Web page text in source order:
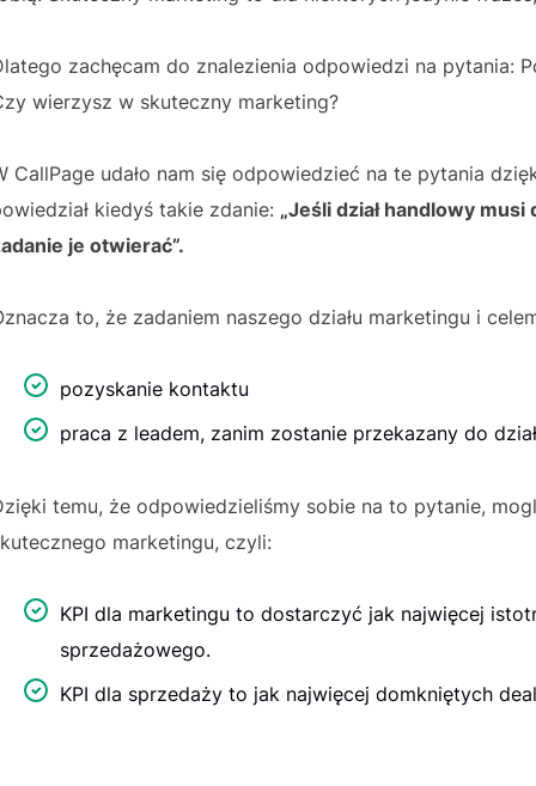
zachęcam do znalezienia odpowiedzi na pytania:
wierzysz w skuteczny marketing?
CallPage udało nam się odpowiedzieć na te pytania
kiedyś takie zdanie: „Jeśli dział handlowy
je otwierać”.
to, że zadaniem naszego działu marketingu i
pozyskanie kontaktu
praca z leadem, zanim zostanie przekazany do
temu, że odpowiedzieliśmy sobie na to pytanie,
marketingu, czyli:
KPI dla marketingu to dostarczyć jak najwięcej
sprzedażowego.
KPI dla sprzedaży to jak najwięcej domkniętych